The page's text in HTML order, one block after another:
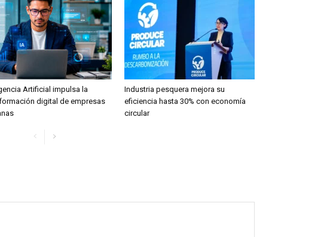
Artificial impulsa la
digital de empresas
Industria pesquera mejora su
eficiencia hasta 30% con economía
circular